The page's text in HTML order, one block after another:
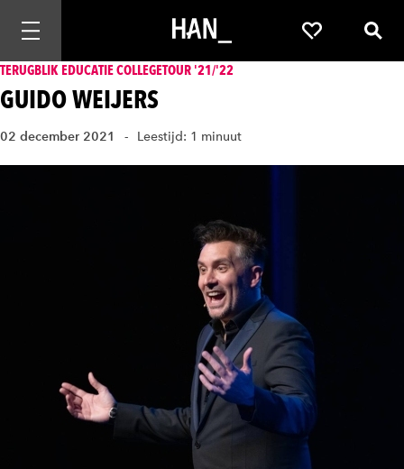
Mobiele navigatie openen Favorieten
TERUGBLIK EDUCATIE COLLEGETOUR '21/'22
GUIDO WEIJERS
02 december 2021 Leestijd: 1 minuut